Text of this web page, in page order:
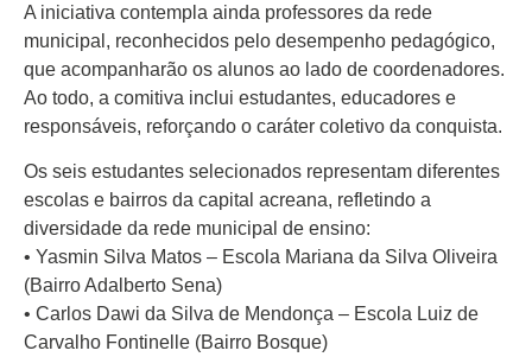
A iniciativa contempla ainda professores da rede
municipal, reconhecidos pelo desempenho pedagógico,
que acompanharão os alunos ao lado de coordenadores.
Ao todo, a comitiva inclui estudantes, educadores e
responsáveis, reforçando o caráter coletivo da conquista.
Os seis estudantes selecionados representam diferentes
escolas e bairros da capital acreana, refletindo a
diversidade da rede municipal de ensino:
• Yasmin Silva Matos – Escola Mariana da Silva Oliveira
(Bairro Adalberto Sena)
• Carlos Dawi da Silva de Mendonça – Escola Luiz de
Carvalho Fontinelle (Bairro Bosque)